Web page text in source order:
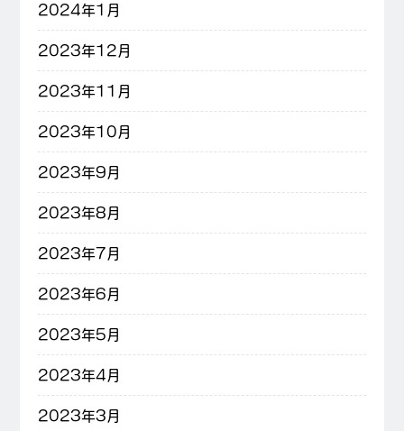
2024年1月
2023年12月
2023年11月
2023年10月
2023年9月
2023年8月
2023年7月
2023年6月
2023年5月
2023年4月
2023年3月